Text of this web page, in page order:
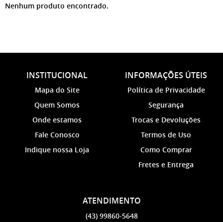
Nenhum produto encontrado.
INSTITUCIONAL
Mapa do Site
Quem Somos
Onde estamos
Fale Conosco
Indique nossa Loja
INFORMAÇÕES ÚTEIS
Política de Privacidade
Segurança
Trocas e Devoluções
Termos de Uso
Como Comprar
Fretes e Entrega
ATENDIMENTO
(43)99860-5648